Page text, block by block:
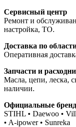
Сервисный центр
Ремонт и
настройка, ТО.
Доставка по
Оперативная
Запчасти и
Масла, цепи, леска,
наличии.
Официальные
STIHL • Daewoo •
• A-ipower • Sunreka